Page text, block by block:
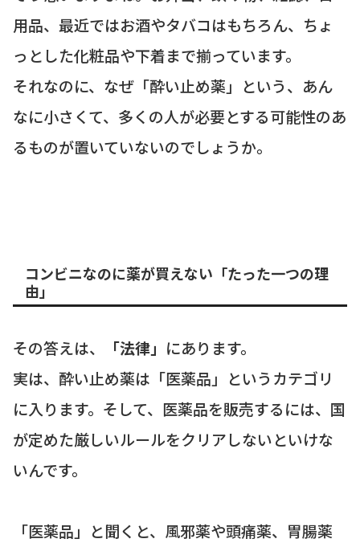
用品、最近ではお酒やタバコはもちろん、ちょ
っとした化粧品や下着まで揃っています。
それなのに、なぜ「酔い止め薬」という、あん
なに小さくて、多くの人が必要とする可能性のあ
るものが置いていないのでしょうか。
コンビニなのに薬が買えない「たった一つの理
由」
その答えは、 「法律」 にあります。
実は、酔い止め薬は「医薬品」というカテゴリ
に入ります。そして、医薬品を販売するには、国
が定めた厳しいルールをクリアしないといけな
いんです。
「医薬品」と聞くと、風邪薬や頭痛薬、胃腸薬